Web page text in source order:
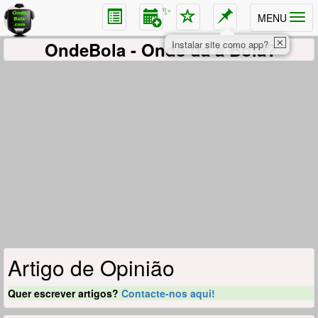
MENU
✨
OndeBola - Onde dá a Bola?
Artigo de Opinião
Quer escrever artigos? Contacte-nos aqui!
✕
Instalar site como app?